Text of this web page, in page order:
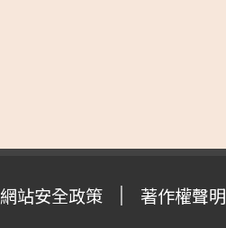
網站安全政策 著作權聲明